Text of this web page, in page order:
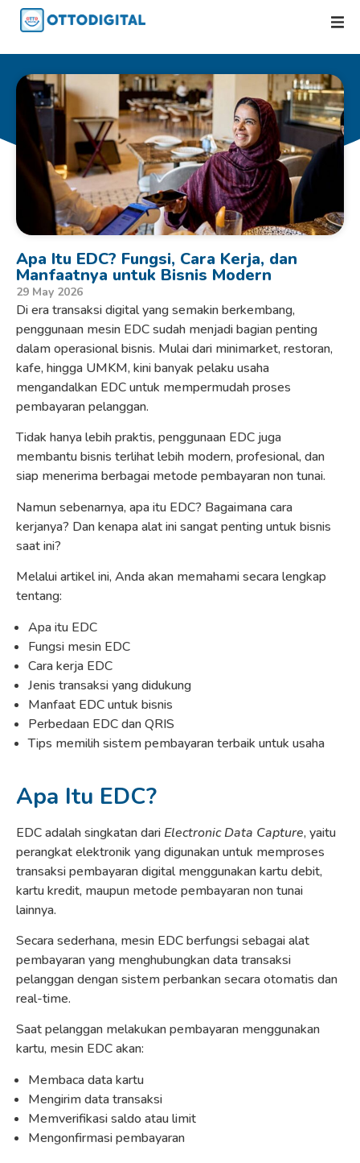
Apa Itu EDC? Fungsi, Cara Kerja, dan
Manfaatnya untuk Bisnis Modern
29 May 2026
Di era transaksi digital yang semakin berkembang,
penggunaan mesin EDC sudah menjadi bagian penting
dalam operasional bisnis. Mulai dari minimarket, restoran,
kafe, hingga UMKM, kini banyak pelaku usaha
mengandalkan EDC untuk mempermudah proses
pembayaran pelanggan.
Tidak hanya lebih praktis, penggunaan EDC juga
membantu bisnis terlihat lebih modern, profesional, dan
siap menerima berbagai metode pembayaran non tunai.
Namun sebenarnya, apa itu EDC? Bagaimana cara
kerjanya? Dan kenapa alat ini sangat penting untuk bisnis
saat ini?
Melalui artikel ini, Anda akan memahami secara lengkap
tentang:
Apa itu EDC
Fungsi mesin EDC
Cara kerja EDC
Jenis transaksi yang didukung
Manfaat EDC untuk bisnis
Perbedaan EDC dan QRIS
Tips memilih sistem pembayaran terbaik untuk usaha
Apa Itu EDC?
EDC adalah singkatan dari Electronic Data Capture, yaitu
perangkat elektronik yang digunakan untuk memproses
transaksi pembayaran digital menggunakan kartu debit,
kartu kredit, maupun metode pembayaran non tunai
lainnya.
Secara sederhana, mesin EDC berfungsi sebagai alat
pembayaran yang menghubungkan data transaksi
pelanggan dengan sistem perbankan secara otomatis dan
real-time.
Saat pelanggan melakukan pembayaran menggunakan
kartu, mesin EDC akan:
Membaca data kartu
Mengirim data transaksi
Memverifikasi saldo atau limit
Mengonfirmasi pembayaran